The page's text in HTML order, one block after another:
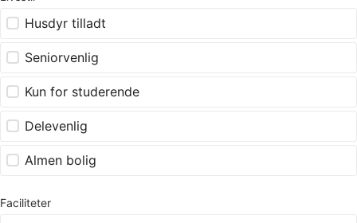
Husdyr tilladt
Seniorvenlig
Kun for studerende
Delevenlig
Almen bolig
Faciliteter